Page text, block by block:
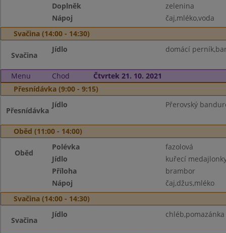
Doplněk
zelenina
Nápoj
čaj,mléko,voda
Svačina (14:00 - 14:30)
Svačina
Jídlo domácí
Menu Chod
Čtvrtek 21. 10. 2021
Přesnídávka (9:00 - 9:15)
Přesnídávka
Jídlo Přerovský
Oběd (11:00 - 14:00)
Oběd
Polévka
fazolová
Jídlo
kuřecí
Příloha
brambor
Nápoj
čaj,džus,mléko
Svačina (14:00 - 14:30)
Svačina
Jídlo